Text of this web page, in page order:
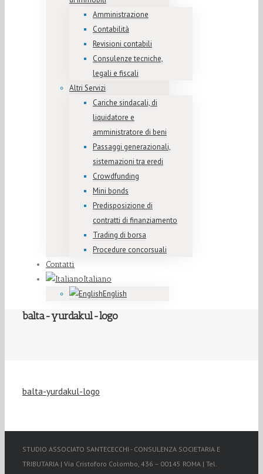
Amministrazione
Contabilità
Revisioni contabili
Consulenze tecniche,
legali e fiscali
Altri Servizi
Cariche sindacali, di
liquidatore e
amministratore di beni
Passaggi generazionali,
sistemazioni tra eredi
Crowdfunding
Mini bonds
Predisposizione di
contratti di finanziamento
Trading di borsa
Procedure concorsuali
Contatti
Italiano
English
balta-yurdakul-logo
balta-yurdakul-logo
STUDIO ASSOCIATO SANTECECCHI - CONSULENZA SOCIETARIA E
TRIBUTARIA | Via Cristoforo Colombo, 436 – 00145 ROMA | Tel.